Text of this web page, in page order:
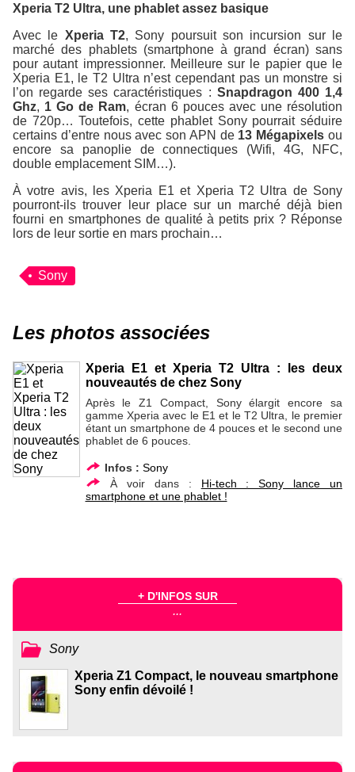
Xperia T2 Ultra, une phablet assez basique
Avec le Xperia T2, Sony poursuit son incursion sur le
marché des phablets (smartphone à grand écran) sans
pour autant impressionner. Meilleure sur le papier que le
Xperia E1, le T2 Ultra n’est cependant pas un monstre si
l’on regarde ses caractéristiques : Snapdragon 400 1,4
Ghz, 1 Go de Ram, écran 6 pouces avec une résolution
de 720p… Toutefois, cette phablet Sony pourrait séduire
certains d’entre nous avec son APN de 13 Mégapixels ou
encore sa panoplie de connectiques (Wifi, 4G, NFC,
double emplacement SIM…).
À votre avis, les Xperia E1 et Xperia T2 Ultra de Sony
pourront-ils trouver leur place sur un marché déjà bien
fourni en smartphones de qualité à petits prix ? Réponse
lors de leur sortie en mars prochain…
Sony
Les photos associées
Xperia E1 et Xperia T2 Ultra : les deux
nouveautés de chez Sony
Après le Z1 Compact, Sony élargit encore sa
gamme Xperia avec le E1 et le T2 Ultra, le premier
étant un smartphone de 4 pouces et le second une
phablet de 6 pouces.
Infos : Sony
À voir dans : Hi-tech : Sony lance un
smartphone et une phablet !
+ D'INFOS SUR
...
Sony
Xperia Z1 Compact, le nouveau smartphone
Sony enfin dévoilé !